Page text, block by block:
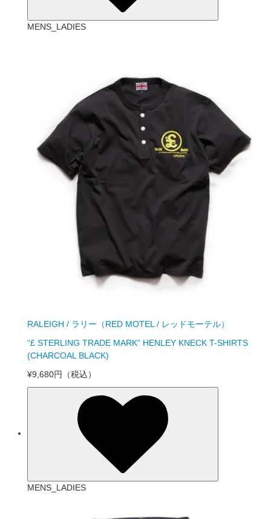
MENS_LADIES
RALEIGH / ラリー（RED MOTEL / レッドモーテル）
“£ STERLING TRADE MARK” HENLEY KNECK T-SHIRTS
(CHARCOAL BLACK)
¥9,680円 （税込）
MENS_LADIES